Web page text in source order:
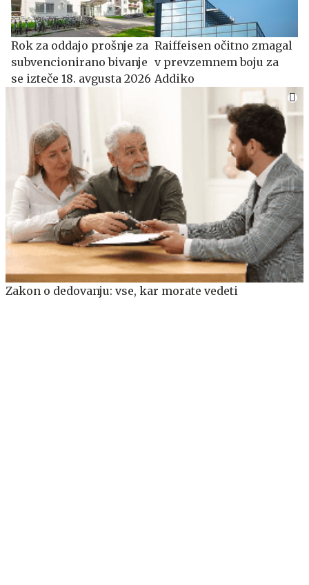
​​​​​​​Rok za oddajo prošnje za
subvencionirano bivanje
se izteče 18. avgusta 2026
Raiffeisen očitno zmagal
v prevzemnem boju za
Addiko
Zakon o dedovanju: vse, kar morate vedeti